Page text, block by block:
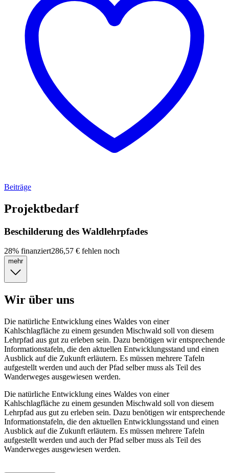
Beiträge
Projektbedarf
Beschilderung des Waldlehrpfades
28% finanziert286,57 € fehlen noch
mehr
Wir über uns
Die natürliche Entwicklung eines Waldes von einer
Kahlschlagfläche zu einem gesunden Mischwald soll von diesem
Lehrpfad aus gut zu erleben sein. Dazu benötigen wir entsprechende
Informationstafeln, die den aktuellen Entwicklungsstand und einen
Ausblick auf die Zukunft erläutern. Es müssen mehrere Tafeln
aufgestellt werden und auch der Pfad selber muss als Teil des
Wanderweges ausgewiesen werden.
Die natürliche Entwicklung eines Waldes von einer
Kahlschlagfläche zu einem gesunden Mischwald soll von diesem
Lehrpfad aus gut zu erleben sein. Dazu benötigen wir entsprechende
Informationstafeln, die den aktuellen Entwicklungsstand und einen
Ausblick auf die Zukunft erläutern. Es müssen mehrere Tafeln
aufgestellt werden und auch der Pfad selber muss als Teil des
Wanderweges ausgewiesen werden.